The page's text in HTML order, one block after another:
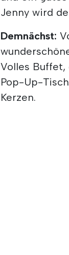
Jenny wird
Demnächst:
Volles
Pop-Up-
Kerzen.